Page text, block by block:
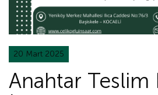
20 Mart 2025
Anahtar Teslim